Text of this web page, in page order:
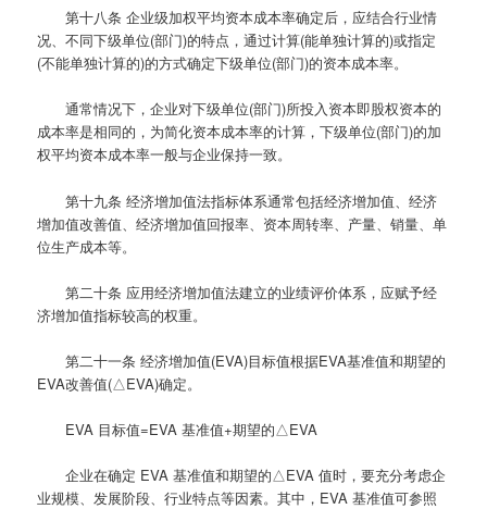
第十八条 企业级加权平均资本成本率确定后，应结合行业情
况、不同下级单位(部门)的特点，通过计算(能单独计算的)或指定
(不能单独计算的)的方式确定下级单位(部门)的资本成本率。
通常情况下，企业对下级单位(部门)所投入资本即股权资本的
成本率是相同的，为简化资本成本率的计算，下级单位(部门)的加
权平均资本成本率一般与企业保持一致。
第十九条 经济增加值法指标体系通常包括经济增加值、经济
增加值改善值、经济增加值回报率、资本周转率、产量、销量、单
位生产成本等。
第二十条 应用经济增加值法建立的业绩评价体系，应赋予经
济增加值指标较高的权重。
第二十一条 经济增加值(EVA)目标值根据EVA基准值和期望的
EVA改善值(△EVA)确定。
EVA 目标值=EVA 基准值+期望的△EVA
企业在确定 EVA 基准值和期望的△EVA 值时，要充分考虑企
业规模、发展阶段、行业特点等因素。其中，EVA 基准值可参照